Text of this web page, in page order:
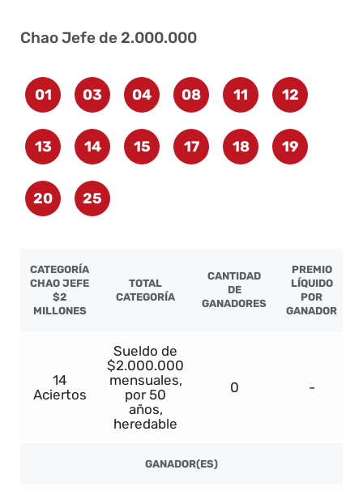
Chao Jefe de 2.000.000
01 03 04 08 11 12
13 14 15 17 18 19
20 25
CATEGORÍA
CHAO JEFE
$2
MILLONES
TOTAL
CATEGORÍA
CANTIDAD
DE
GANADORES
PREMIO
LÍQUIDO
POR
GANADOR
14
Aciertos
Sueldo de
$2.000.000
mensuales,
por 50
años,
heredable
0 -
GANADOR(ES)